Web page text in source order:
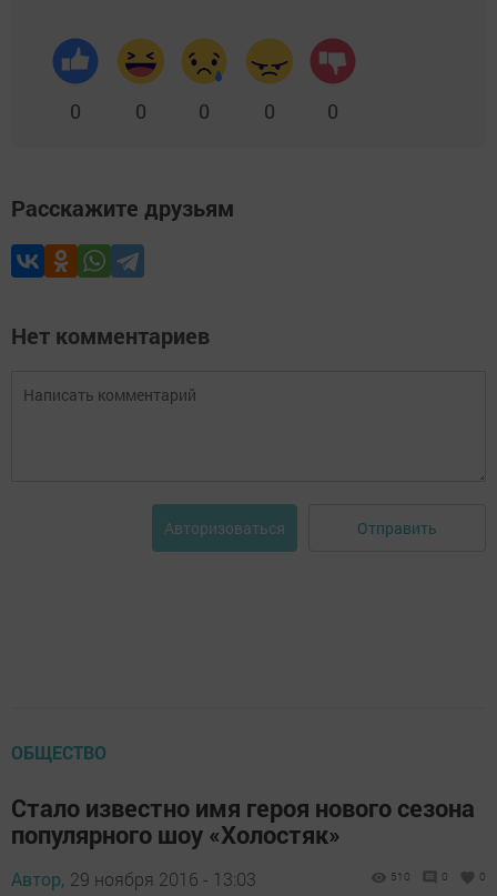
0 0 0 0 0
Расскажите друзьям
Нет комментариев
Авторизоваться Отправить
ОБЩЕСТВО
Стало известно имя героя нового сезона
популярного шоу «Холостяк»
Автор, 29 ноября 2016 - 13:03 510 0 0